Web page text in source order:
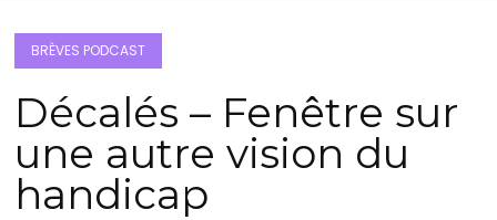
BRÈVES PODCAST
Décalés – Fenêtre sur
une autre vision du
handicap